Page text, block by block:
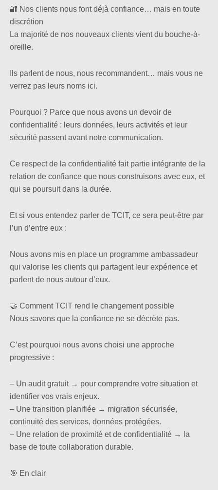
🔐 Nos clients nous font déjà confiance… mais en toute
discrétion
La majorité de nos nouveaux clients vient du bouche-à-
oreille.
Ils parlent de nous, nous recommandent… mais vous ne
verrez pas leurs noms ici.
Pourquoi ? Parce que nous avons un devoir de
confidentialité : leurs données, leurs activités et leur
sécurité passent avant notre communication.
Ce respect de la confidentialité fait partie intégrante de la
relation de confiance que nous construisons avec eux, et
qui se poursuit dans la durée.
Et si vous entendez parler de TCIT, ce sera peut-être par
l’un d’entre eux :
Nous avons mis en place un programme ambassadeur
qui valorise les clients qui partagent leur expérience et
parlent de nous autour d’eux.
🤝 Comment TCIT rend le changement possible
Nous savons que la confiance ne se décrète pas.
C’est pourquoi nous avons choisi une approche
progressive :
– Un audit gratuit → pour comprendre votre situation et
identifier vos vrais enjeux.
– Une transition planifiée → migration sécurisée,
continuité des services, données protégées.
– Une relation de proximité et de confidentialité → la
base de toute collaboration durable.
🎯 En clair